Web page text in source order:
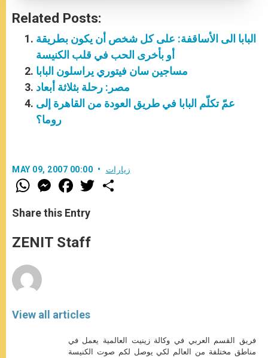
Related Posts:
البابا الى الأساقفة: على كل شخص أن يكون بطريقة
أو بأخرى الحب في قلب الكنيسة
مساجين سان فيتوري يراسلون البابا
مصر: رحلة بثلاثة أبعاد
عمّ تكلّم البابا في طريق العودة من القاهرة إلى
روما؟
MAY 09, 2007 00:00 زيارات
W
h
t
s
p
p
M
e
s
e
g
e
F
a
e
b
o
k
w
Share this Entry
ZENIT Staff
View all articles
فريق القسم العربي في وكالة زينيت العالمية يعمل في
مناطق مختلفة من العالم لكي يوصل لكم صوت الكنيسة